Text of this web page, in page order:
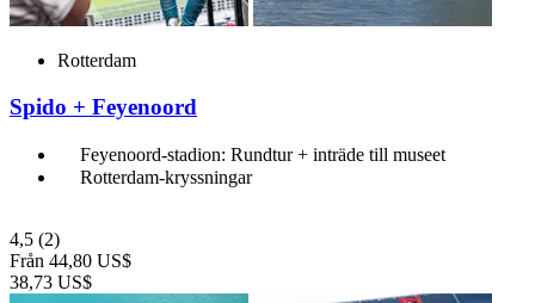
Rotterdam
Spido + Feyenoord
Feyenoord-stadion: Rundtur + inträde till museet
Rotterdam-kryssningar
4,5 (2)
Från 44,80 US$
38,73 US$